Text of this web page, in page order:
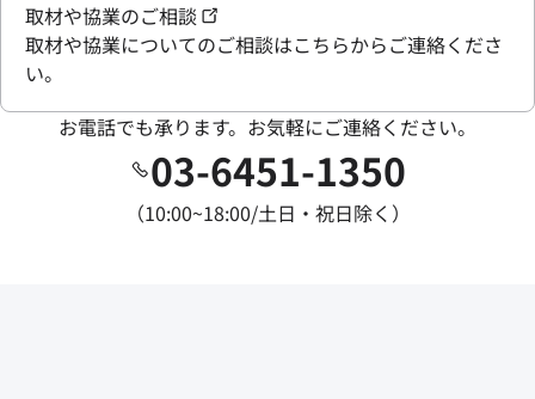
取材や協業のご相談
取材や協業についてのご相談はこちらからご連絡くださ
い。
お電話でも承ります。お気軽にご連絡ください。
03-6451-1350
（10:00~18:00/土日・祝日除く）